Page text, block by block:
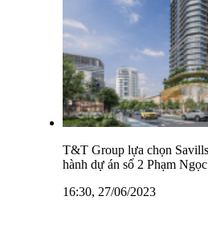
T&T Group lựa chọn
hành dự án số 2 Phạm
16:30, 27/06/2023